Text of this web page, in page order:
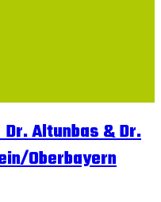
Altunbas & Dr.
Oberbayern